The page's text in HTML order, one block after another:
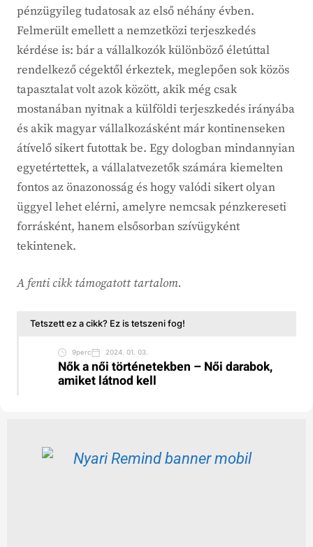
pénzügyileg tudatosak az első néhány évben.
Felmerült emellett a nemzetközi terjeszkedés
kérdése is: bár a vállalkozók különböző életúttal
rendelkező cégektől érkeztek, meglepően sok közös
tapasztalat volt azok között, akik még csak
mostanában nyitnak a külföldi terjeszkedés irányába
és akik magyar vállalkozásként már kontinenseken
átívelő sikert futottak be. Egy dologban mindannyian
egyetértettek, a vállalatvezetők számára kiemelten
fontos az önazonosság és hogy valódi sikert olyan
üggyel lehet elérni, amelyre nemcsak pénzkereseti
forrásként, hanem elsősorban szívügyként
tekintenek.
A fenti cikk támogatott tartalom.
Tetszett ez a cikk? Ez is tetszeni fog!
9perc 2024. 01. 03.
Nők a női történetekben – Női darabok,
amiket látnod kell